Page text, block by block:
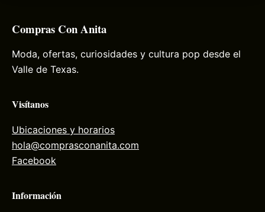
Compras Con Anita
Moda, ofertas, curiosidades y cultura pop desde el
Valle de Texas.
Visítanos
Ubicaciones y horarios
hola@comprasconanita.com
Facebook
Información